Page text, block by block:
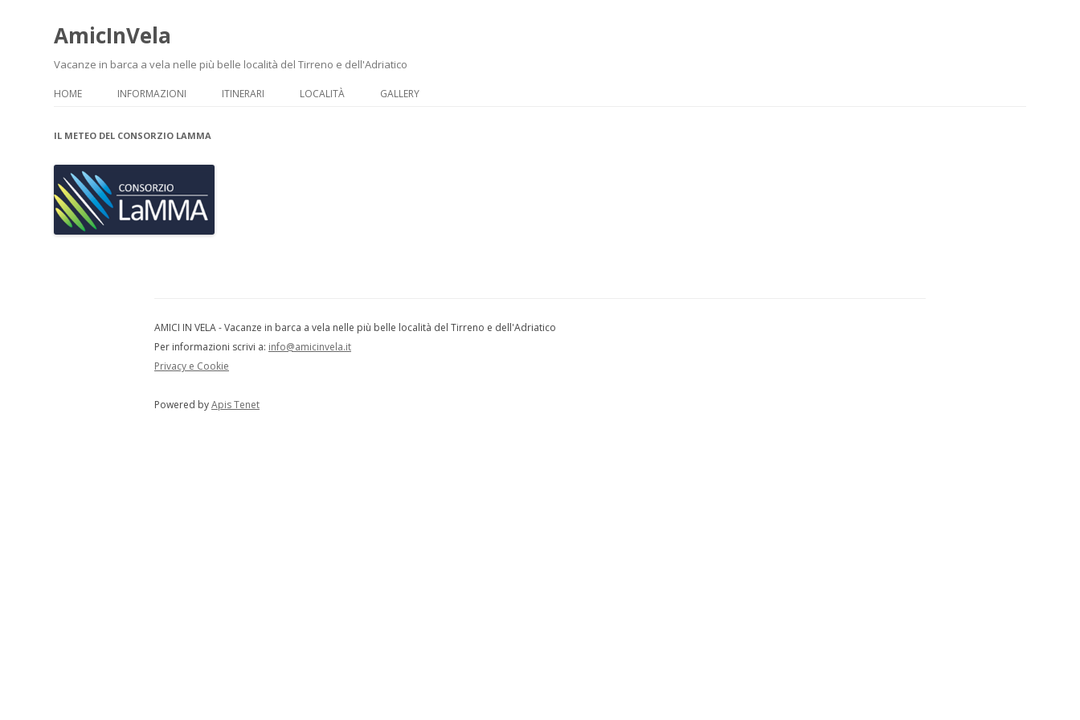
AmicInVela
Vacanze in barca a vela nelle più belle località del Tirreno e dell'Adriatico
HOME INFORMAZIONI ITINERARI LOCALITÀ GALLERY
IL METEO DEL CONSORZIO LAMMA
AMICI IN VELA - Vacanze in barca a vela nelle più belle località del Tirreno e dell'Adriatico
Per informazioni scrivi a: info@amicinvela.it
Privacy e Cookie
Powered byApis Tenet